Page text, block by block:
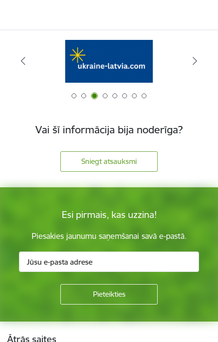
Vai šī informācija bija noderīga?
Sniegt atsauksmi
Esi pirmais, kas uzzina!
Piesakies jaunumu saņemšanai savā e-pastā.
Kājene
Ātrās saites